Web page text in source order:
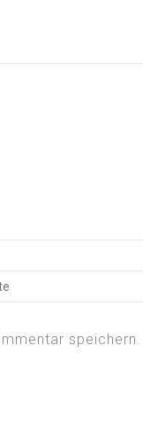
speichern.